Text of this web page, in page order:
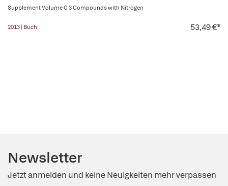
Supplement Volume C 3 Compounds with Nitrogen
2013 | Buch 53,49 €*
Newsletter
Jetzt anmelden und keine Neuigkeiten mehr verpassen